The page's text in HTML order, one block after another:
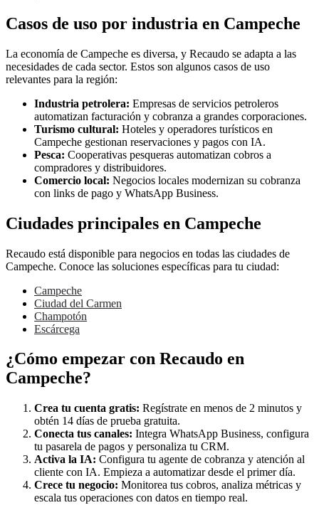
Casos de uso por industria en Campeche
La economía de Campeche es diversa, y Recaudo se adapta a las
necesidades de cada sector. Estos son algunos casos de uso
relevantes para la región:
Industria petrolera: Empresas de servicios petroleros
automatizan facturación y cobranza a grandes corporaciones.
Turismo cultural: Hoteles y operadores turísticos en
Campeche gestionan reservaciones y pagos con IA.
Pesca: Cooperativas pesqueras automatizan cobros a
compradores y distribuidores.
Comercio local: Negocios locales modernizan su cobranza
con links de pago y WhatsApp Business.
Ciudades principales en Campeche
Recaudo está disponible para negocios en todas las ciudades de
Campeche. Conoce las soluciones específicas para tu ciudad:
Campeche
Ciudad del Carmen
Champotón
Escárcega
¿Cómo empezar con Recaudo en
Campeche?
Crea tu cuenta gratis: Regístrate en menos de 2 minutos y
obtén 14 días de prueba gratuita.
Conecta tus canales: Integra WhatsApp Business, configura
tu pasarela de pagos y personaliza tu CRM.
Activa la IA: Configura tu agente de cobranza y atención al
cliente con IA. Empieza a automatizar desde el primer día.
Crece tu negocio: Monitorea tus cobros, analiza métricas y
escala tus operaciones con datos en tiempo real.